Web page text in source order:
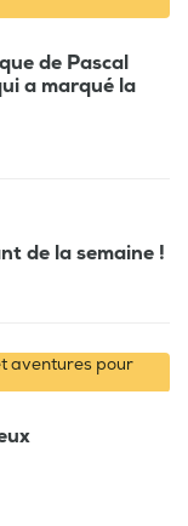
de Pascal
a marqué la
de la semaine !
aventures pour